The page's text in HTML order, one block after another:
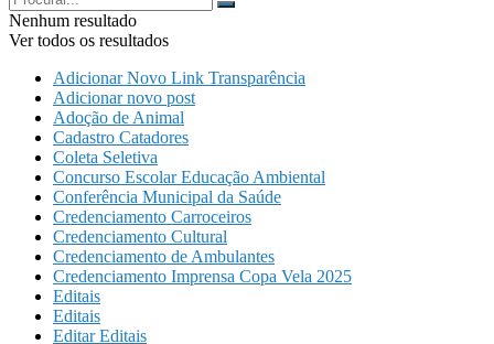
Nenhum resultado
Ver todos os resultados
Adicionar Novo Link Transparência
Adicionar novo post
Adoção de Animal
Cadastro Catadores
Coleta Seletiva
Concurso Escolar Educação Ambiental
Conferência Municipal da Saúde
Credenciamento Carroceiros
Credenciamento Cultural
Credenciamento de Ambulantes
Credenciamento Imprensa Copa Vela 2025
Editais
Editais
Editar Editais